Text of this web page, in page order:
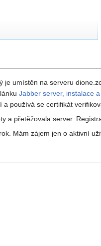
je umístěn na serveru
Jabber server, instalace
a používá se certifikát
a přetěžovala server.
Mám zájem jen o aktivní